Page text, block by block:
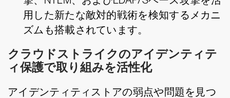
用した新たな敵対的戦術を検知するメカニ
ズムも搭載されています。
クラウドストライクのアイデンティテ
ィ保護で取り組みを活性化
アイデンティティストアの弱点や問題を見つ